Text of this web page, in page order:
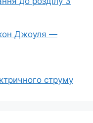
Джоуля —
струму